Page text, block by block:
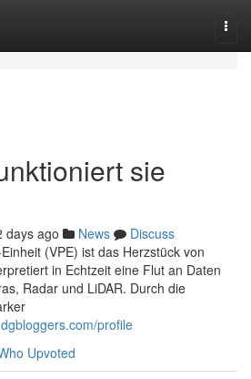
sie
days ago News
Discuss
(VPE) ist das Herzstück von
in Echtzeit eine Flut an Daten
Radar und LiDAR. Durch die
profile
Upvoted